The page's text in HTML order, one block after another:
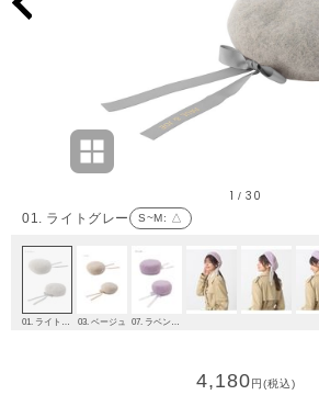
01. ライトグレー S~M : △
1 /30
03. ベージュ
4,180円(税込)